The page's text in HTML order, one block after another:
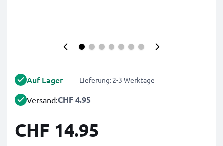
Auf Lager Lieferung: 2-3 Werktage
Versand:CHF 4.95
CHF 14.95